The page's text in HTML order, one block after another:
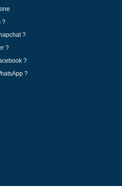
?
?
?
?
?